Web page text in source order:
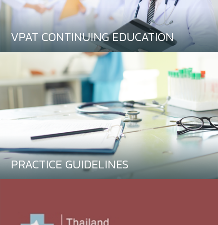
VPAT CONTINUING EDUCATION
PRACTICE GUIDELINES